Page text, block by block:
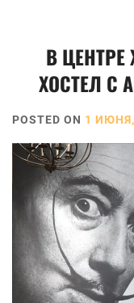
В
ХОСТЕЛ С
POSTED ON 1